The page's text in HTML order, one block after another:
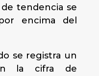
tendencia se
encima del
se registra un
la cifra de